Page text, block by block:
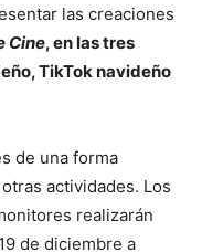
las creaciones
Cine, en las tres
TikTok navideño
de una forma
actividades. Los
realizarán
de diciembre a